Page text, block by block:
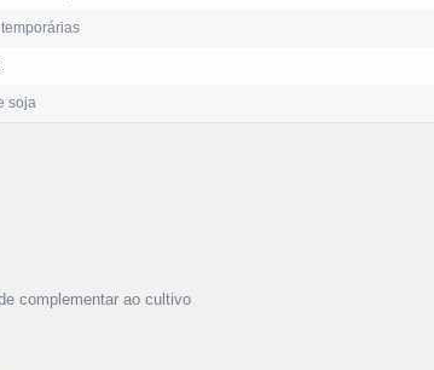
soja
complementar ao cultivo